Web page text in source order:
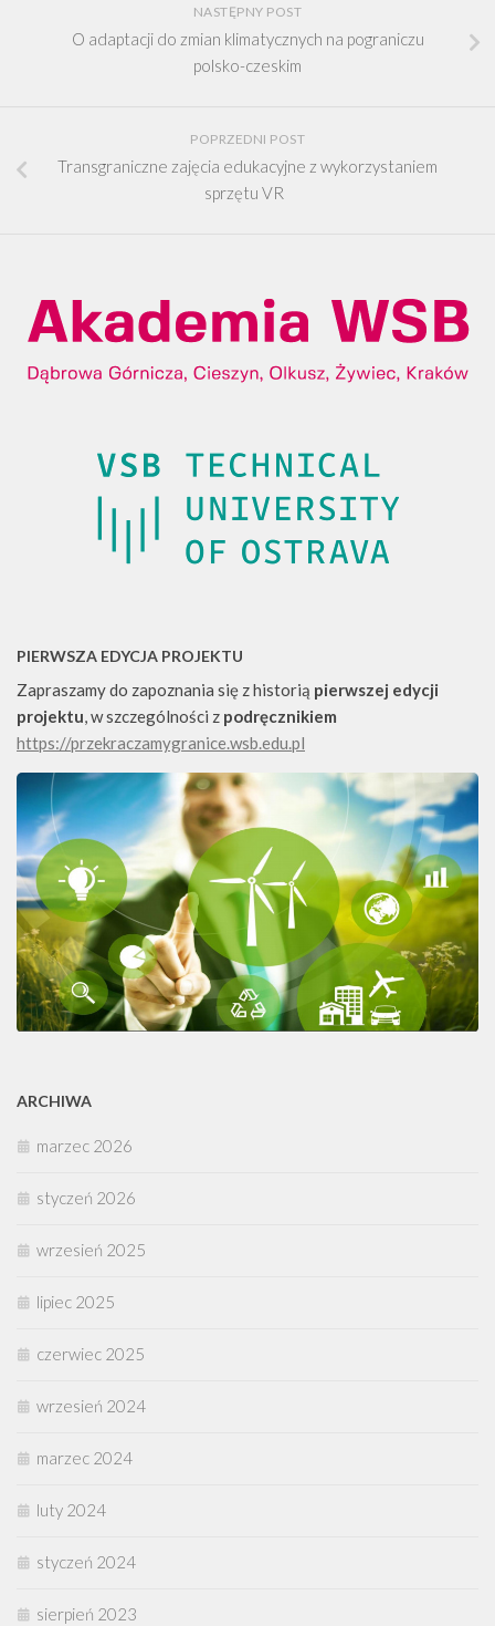
NASTĘPNY POST
O adaptacji do zmian klimatycznych na pograniczu
polsko-czeskim
POPRZEDNI POST
Transgraniczne zajęcia edukacyjne z wykorzystaniem
sprzętu VR
PIERWSZA EDYCJA PROJEKTU
Zapraszamy do zapoznania się z historią pierwszej edycji
projektu, w szczególności z podręcznikiem
https://przekraczamygranice.wsb.edu.pl
ARCHIWA
marzec 2026
styczeń 2026
wrzesień 2025
lipiec 2025
czerwiec 2025
wrzesień 2024
marzec 2024
luty 2024
styczeń 2024
sierpień 2023